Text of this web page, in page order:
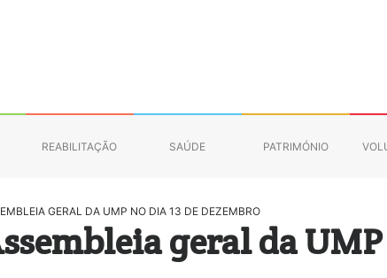
REABILITAÇÃO SAÚDE PATRIMÓNIO
GERAL DA UMP NO DIA 13 DE DEZEMBRO
geral da